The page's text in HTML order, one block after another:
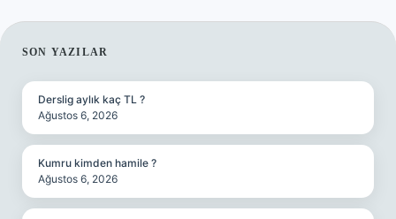
SIDEBAR
SON YAZILAR
Derslig aylık kaç TL ?
Ağustos 6, 2026
Kumru kimden hamile ?
Ağustos 6, 2026